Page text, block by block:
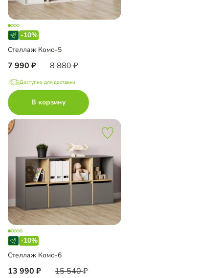
-10%
Стеллаж Комо-5
7 990 8 880
Доступно для доставки
В корзину
-10%
Стеллаж Комо-6
13 990 15 540